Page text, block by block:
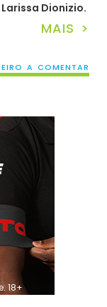
Dionizio.
MAIS >
A COMENTAR
18+